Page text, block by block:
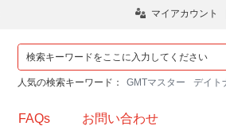
マイアカウント
人気の検索キーワード： GMTマスター デイト
FAQs お問い合わせ